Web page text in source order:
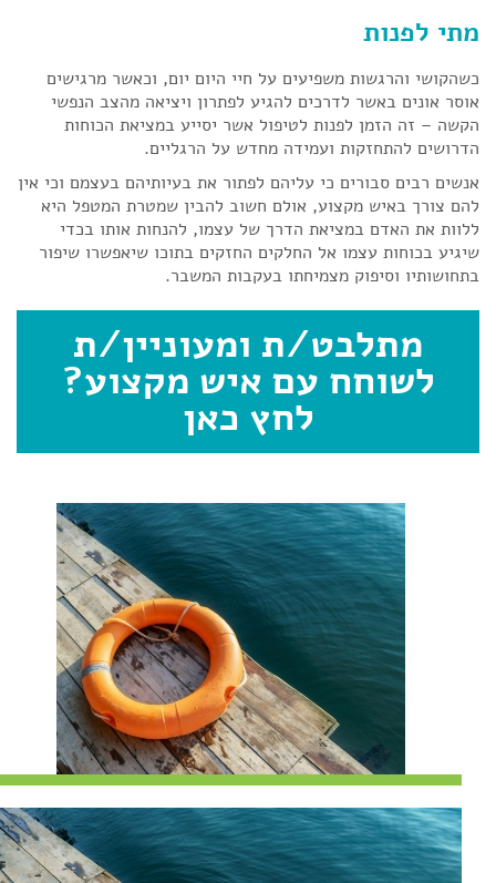
מתי לפנות
כשהקושי והרגשות משפיעים על חיי היום יום, וכאשר מרגישים
אוסר אונים באשר לדרכים להגיע לפתרון ויציאה מהצב הנפשי
הקשה – זה הזמן לפנות לטיפול אשר יסייע במציאת הכוחות
הדרושים להתחזקות ועמידה מחדש על הרגליים.
אנשים רבים סבורים כי עליהם לפתור את בעיותיהם בעצמם וכי אין
להם צורך באיש מקצוע, אולם חשוב להבין שמטרת המטפל היא
ללוות את האדם במציאת הדרך של עצמו, להנחות אותו בכדי
שיגיע בכוחות עצמו אל החלקים החזקים בתוכו שיאפשרו שיפור
בתחושותיו וסיפוק מצמיחתו בעקבות המשבר.
מתלבט/ת ומעוניין/ת
לשוחח עם איש מקצוע?
לחץ כאן